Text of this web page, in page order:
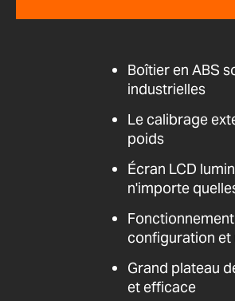
Boîtier en ABS
industrielles
Le calibrage
poids
Écran LCD
n'importe
configuration et
Grand plateau
et efficace